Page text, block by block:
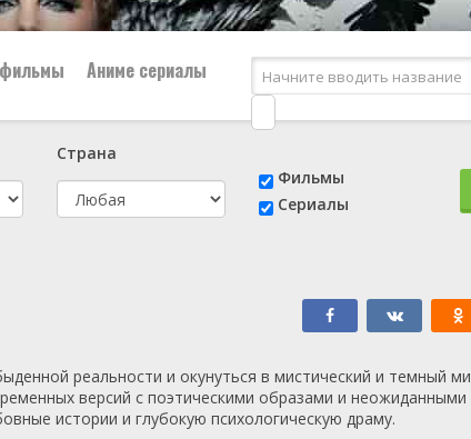
🕵️‍♂️ Детектив
⚽ Спорт
😱 Ужасы
🧝‍♂️ Фэнтези
Аниме сериалы
Страна
Фильмы
Сериалы
реальности и окунуться в мистический и темный
версий с поэтическими образами и
истории и глубокую психологическую драму.